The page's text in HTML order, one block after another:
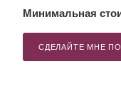
Минимальная
СДЕЛАЙТЕ МНЕ